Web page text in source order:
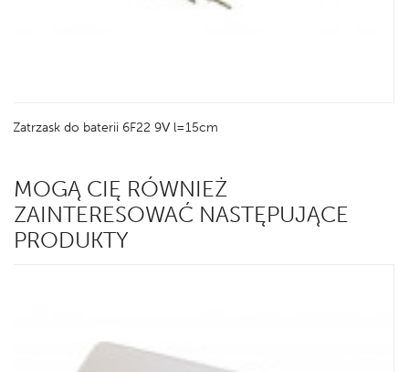
Zatrzask do baterii 6F22 9V l=15cm
MOGĄ CIĘ RÓWNIEŻ
ZAINTERESOWAĆ NASTĘPUJĄCE
PRODUKTY